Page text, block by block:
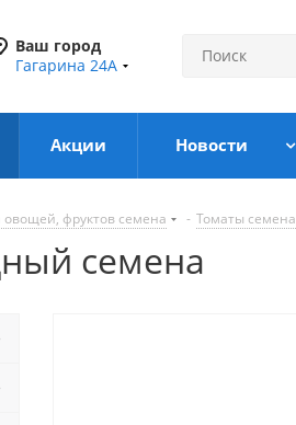
Ваш город
Гагарина 24А
Акции Новости
фруктов семена - Томаты семена
семена